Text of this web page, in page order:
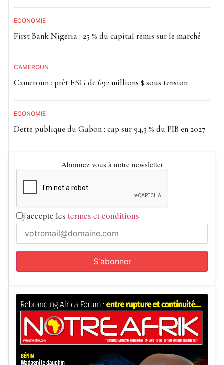
ECONOMIE
First Bank Nigeria : 25 % du capital remis sur le marché
CAMEROUN
Cameroun : prêt ESG de 692 millions $ sous tension
ECONOMIE
Dette publique du Gabon : cap sur 94,3 % du PIB en 2027
Abonnez vous à notre newsletter
j'accepte les termes et conditions